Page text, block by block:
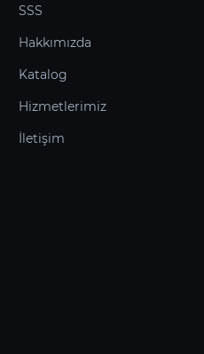
SSS
Hakkımızda
Katalog
Hizmetlerimiz
İletişim